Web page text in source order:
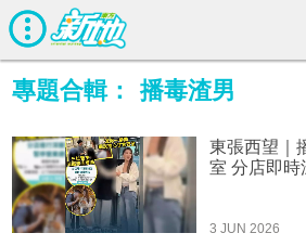
專題合輯： 播毒渣男
東張西望｜
室 分店即時
3 JUN 2026